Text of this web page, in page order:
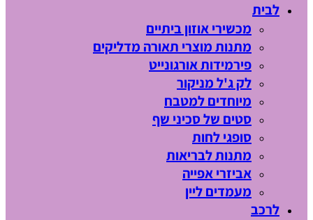
לבית
מכשירי אוזון ביתיים
מתנות מוצרי תאורה מדליקים
פירמידות אורגונייט
לק ג'ל מניקור
מיוחדים למטבח
סטים של סכיני שף
סופגי לחות
מתנות לבריאות
אביזרי אפייה
מעמדים ליין
לרכב